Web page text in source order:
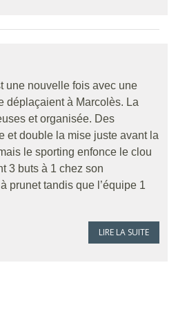
une nouvelle fois avec une
déplaçaient à Marcolès. La
et organisée. Des
et double la mise juste avant la
le sporting enfonce le clou
3 buts à 1 chez son
prunet tandis que l’équipe 1
LIRE LA SUITE